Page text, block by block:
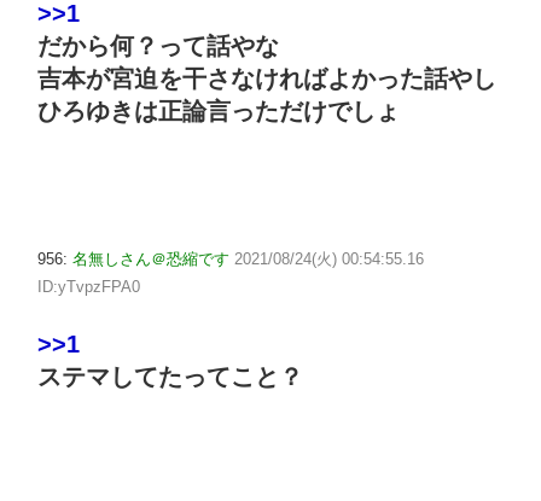
>>1
だから何？って話やな
吉本が宮迫を干さなければよかった話やし
ひろゆきは正論言っただけでしょ
956: 名無しさん＠恐縮です 2021/08/24(火) 00:54:55.16
ID:yTvpzFPA0
>>1
ステマしてたってこと？